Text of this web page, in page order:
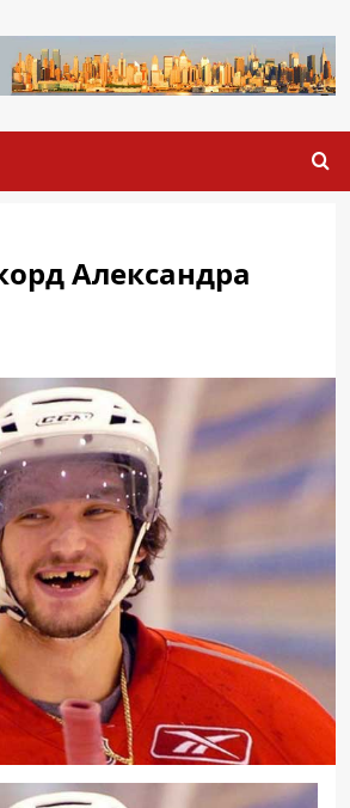
Александра